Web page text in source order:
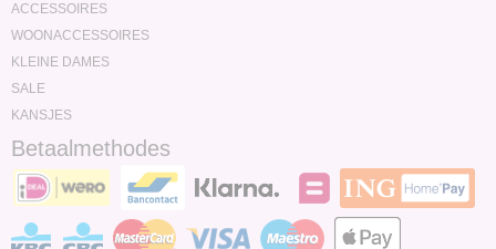
ACCESSOIRES
WOONACCESSOIRES
KLEINE DAMES
SALE
KANSJES
Betaalmethodes